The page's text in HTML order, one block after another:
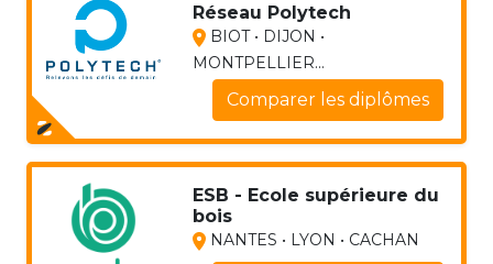
Réseau Polytech
BIOT • DIJON •
MONTPELLIER...
Comparer les diplômes
ESB - Ecole supérieure du
bois
NANTES • LYON • CACHAN